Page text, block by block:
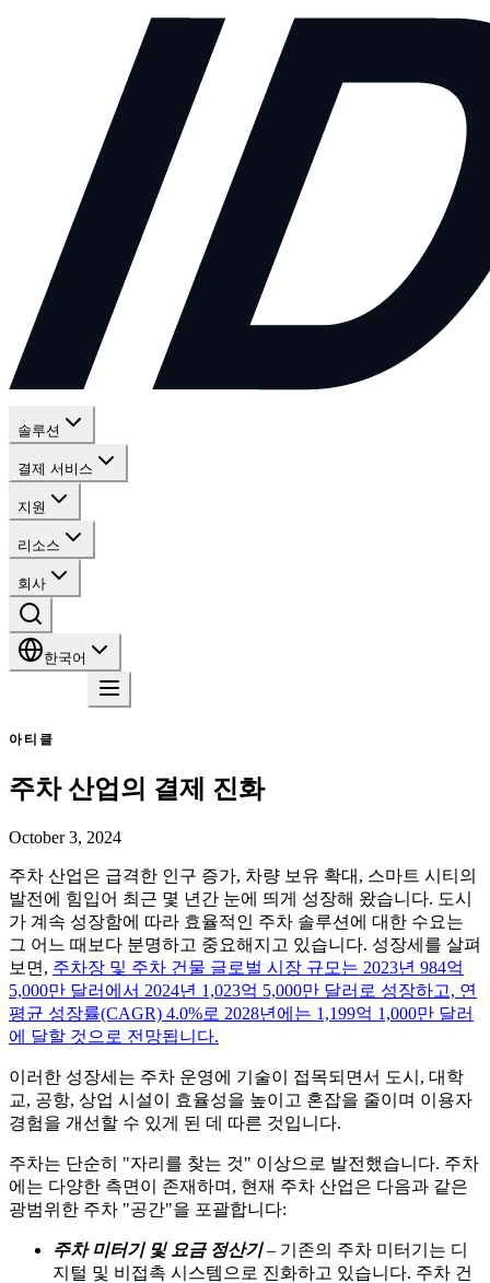
솔루션
결제 서비스
지원
리소스
회사
한국어
아티클
주차 산업의 결제 진화
October 3, 2024
주차 산업은 급격한 인구 증가, 차량 보유 확대, 스마트 시티의
발전에 힘입어 최근 몇 년간 눈에 띄게 성장해 왔습니다. 도시
가 계속 성장함에 따라 효율적인 주차 솔루션에 대한 수요는
그 어느 때보다 분명하고 중요해지고 있습니다. 성장세를 살펴
보면, 주차장 및 주차 건물 글로벌 시장 규모는 2023년 984억
5,000만 달러에서 2024년 1,023억 5,000만 달러로 성장하고, 연
평균 성장률(CAGR) 4.0%로 2028년에는 1,199억 1,000만 달러
에 달할 것으로 전망됩니다.
이러한 성장세는 주차 운영에 기술이 접목되면서 도시, 대학
교, 공항, 상업 시설이 효율성을 높이고 혼잡을 줄이며 이용자
경험을 개선할 수 있게 된 데 따른 것입니다.
주차는 단순히 "자리를 찾는 것" 이상으로 발전했습니다. 주차
에는 다양한 측면이 존재하며, 현재 주차 산업은 다음과 같은
광범위한 주차 "공간"을 포괄합니다:
주차 미터기 및 요금 정산기– 기존의 주차 미터기는 디
지털 및 비접촉 시스템으로 진화하고 있습니다. 주차 건